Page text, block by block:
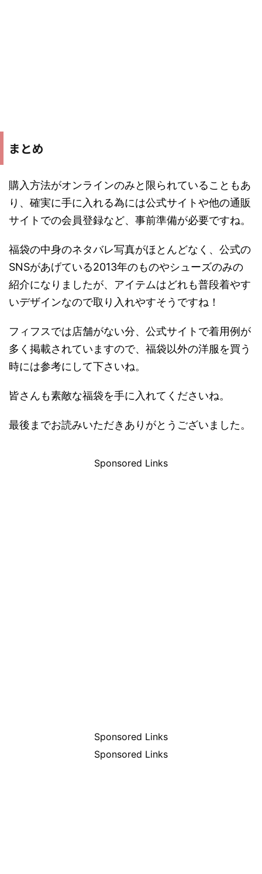
まとめ
購入方法がオンラインのみと限られていることもあ
り、確実に手に入れる為には公式サイトや他の通販
サイトでの会員登録など、事前準備が必要ですね。
福袋の中身のネタバレ写真がほとんどなく、公式の
SNSがあげている2013年のものやシューズのみの
紹介になりましたが、アイテムはどれも普段着やす
いデザインなので取り入れやすそうですね！
フィフスでは店舗がない分、公式サイトで着用例が
多く掲載されていますので、福袋以外の洋服を買う
時には参考にして下さいね。
皆さんも素敵な福袋を手に入れてくださいね。
最後までお読みいただきありがとうございました。
Sponsored Links
Sponsored Links
Sponsored Links